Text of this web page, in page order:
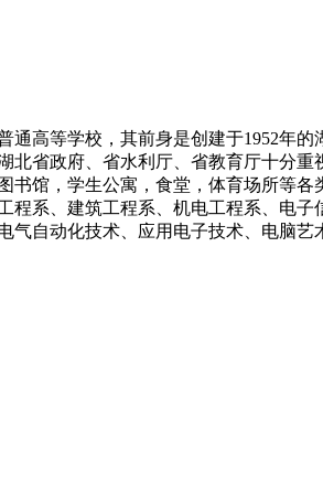
高等学校，其前身是创建于1952年
省政府、省水利厅、省教育厅十分
馆，学生公寓，食堂，体育场所等
系、建筑工程系、机电工程系、电
自动化技术、应用电子技术、电脑艺